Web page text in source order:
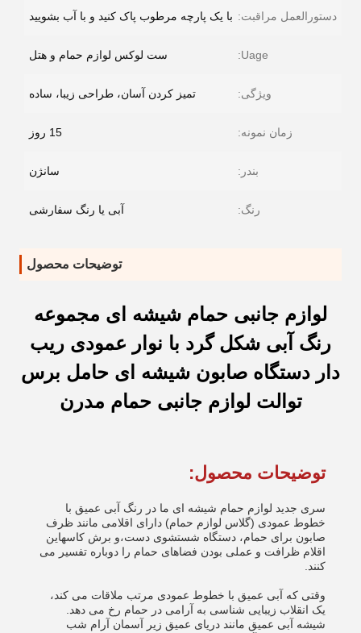
دستورالعمل مراقبت: با یک پارچه مرطوب پاک کنید و با آب بشویید
Uage: ست لوکس لوازم حمام و هتل
ویژگی: تمیز کردن آسان، طراحی زیبا، ساده
زمان نمونه: 15 روز
بندر: سانژن
رنگ: آبی یا رنگ سفارشی
توضیحات محصول
لوازم جانبی حمام شیشه ای مجموعه
رنگ آبی شکل گرد با نوار عمودی ریب
دار دستگاه صابون شیشه ای حامل برس
توالت لوازم جانبی حمام مدرن
توضیحات محصول:
سری جدید لوازم حمام شیشه ای ما در رنگ آبی عمیق با
خطوط عمودی (گلاس لوازم حمام) دارای اقلامی مانند ظرف
صابون برای حمام، دستگاه شستشوی دست،و برش کاسهاین
اقلام ظرافت و عملی بودن فضاهای حمام را دوباره تفسیر می
کنند.
وقتی که آبی عمیق با خطوط عمودی مرتب ملاقات می کند،
یک انقلاب زیبایی شناسی به آرامی در حمام رخ می دهد.
شیشه آبی عمیق مانند دریای عمیق زیر آسمان آرام شب